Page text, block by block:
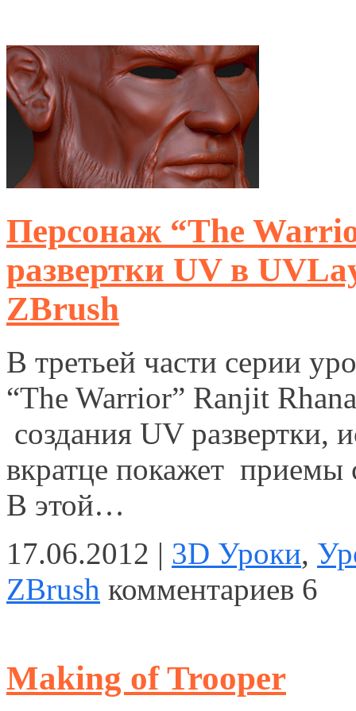
Персонаж “The
развертки UV в
ZBrush
В третьей части серии
“The Warrior” Ranjit
создания UV развертки,
вкратце покажет
В этой…
17.06.2012 | 3D Уроки,
ZBrush комментариев 6
Making of Trooper